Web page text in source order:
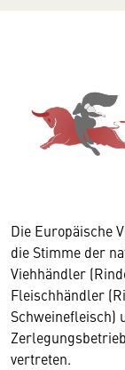
Die Europäische
die Stimme der
Viehhändler
Fleischhändler
Schweinefleisch)
vertreten.